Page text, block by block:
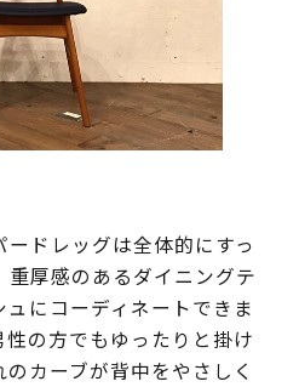
ドレッグは全体的にすっ
厚感のあるダイニングテ
にコーディネートできま
の方でもゆったりと掛け
カーブが背中をやさしく